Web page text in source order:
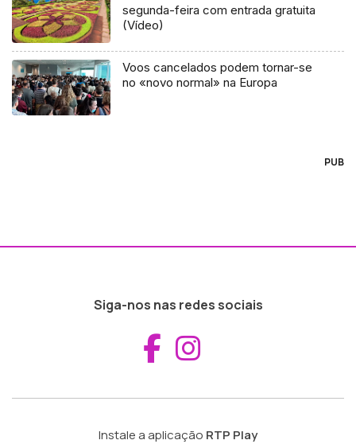
segunda-feira com entrada gratuita
(Vídeo)
Voos cancelados podem tornar-se
no «novo normal» na Europa
PUB
Siga-nos nas redes sociais
Aceder ao
Instale a aplicação RTP Play